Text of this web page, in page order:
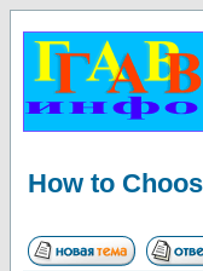
How to